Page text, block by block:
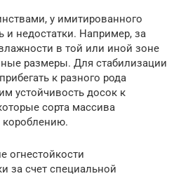
у имитированного
и недостатки. Например, за
в той или иной зоне
размеры. Для стабилизации
к разного рода
устойчивость досок к
сорта массива
огнестойкости
за счет специальной